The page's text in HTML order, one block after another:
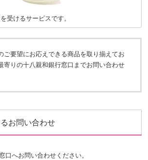
受けるサービスです。
ご要望にお応えできる商品を取り揃えてお
寄りの十八親和銀行窓口までお問い合わせ
お問い合わせ
口へお問い合わせください。